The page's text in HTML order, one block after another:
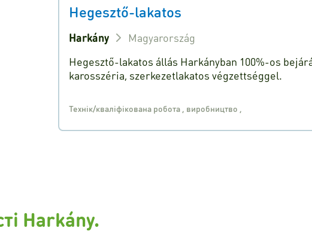
Hegesztő-lakatos
Harkány
Magyarország
Hegesztő-lakatos állás Harkányban 100%-os
karosszéria, szerkezetlakatos végzettséggel.
Технік/кваліфікована робота виробництво
Harkány.